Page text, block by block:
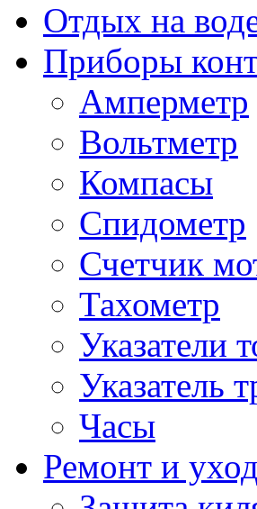
Отдых на
Приборы
Амперметр
Вольтметр
Компасы
Спидометр
Счетчик
Тахометр
Указатели
Указатель
Часы
Ремонт и